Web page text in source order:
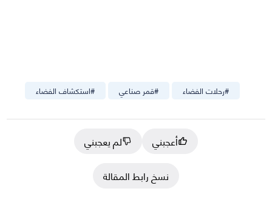
#استكشاف الفضاء #قمر صناعي #رحلات الفضاء
أعجبني
لم يعجبني
نسخ رابط المقالة